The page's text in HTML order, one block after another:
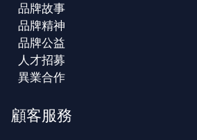
品牌故事
品牌精神
品牌公益
人才招募
異業合作
顧客服務